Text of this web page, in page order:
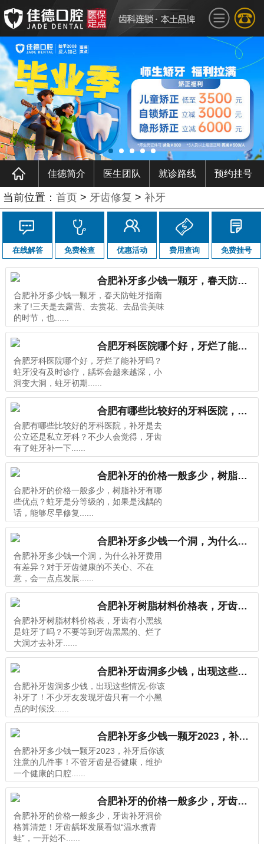
佳德简介 医生团队 就诊路线 预约挂号
当前位置： 首页 > 牙齿修复 > 补牙
在线解答 免费检查 优惠活动 费用查询 免费挂号
合肥补牙多少钱一颗牙，春天防蛀牙指南来了!
合肥补牙多少钱一颗牙，春天防蛀牙指南
来了!三天是去露营、去赏花、去品尝美味
的时节，也......
合肥牙科医院哪个好，牙烂了能补牙吗？
合肥牙科医院哪个好，牙烂了能补牙吗？
蛀牙没有及时诊疗，龋坏会越来越深，小
洞变大洞，蛀牙初期......
合肥有哪些比较好的牙科医院，补牙是去公立还是私立牙科？
合肥有哪些比较好的牙科医院，补牙是去
公立还是私立牙科？不少人会觉得，牙齿
有了蛀牙补一下......
合肥补牙的价格一般多少，树脂补牙有哪些优点？
合肥补牙的价格一般多少，树脂补牙有哪
些优点？蛀牙是分等级的，如果是浅龋的
话，能够尽早修复......
合肥补牙多少钱一个洞，为什么补牙费用有差异？
合肥补牙多少钱一个洞，为什么补牙费用
有差异？对于牙齿健康的不关心、不在
意，会一点点发展......
合肥补牙树脂材料价格表，牙齿有小黑线是蛀牙了吗？
合肥补牙树脂材料价格表，牙齿有小黑线
是蛀牙了吗？不要等到牙齿黑黑的、烂了
大洞才去补牙......
合肥补牙齿洞多少钱，出现这些情况-你该补牙了！
合肥补牙齿洞多少钱，出现这些情况-你该
补牙了！不少牙友发现牙齿只有一个小黑
点的时候没......
合肥补牙多少钱一颗牙2023，补牙后你该注意的几件事！
合肥补牙多少钱一颗牙2023，补牙后你该
注意的几件事！不管牙齿是否健康，维护
一个健康的口腔......
合肥补牙的价格一般多少，牙齿补牙洞价格算清楚！
合肥补牙的价格一般多少，牙齿补牙洞价
格算清楚！牙齿龋坏发展看似“温水煮青
蛙”，一开始不......